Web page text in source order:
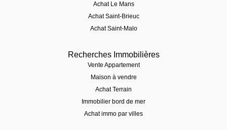
Achat Le Mans
Achat Saint-Brieuc
Achat Saint-Malo
Recherches Immobilières
Vente Appartement
Maison à vendre
Achat Terrain
Immobilier bord de mer
Achat immo par villes